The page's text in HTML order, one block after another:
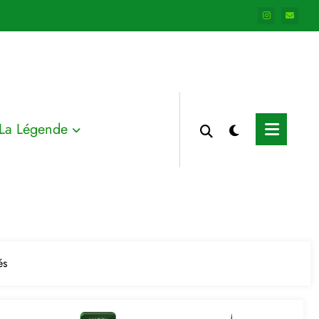
La Légende